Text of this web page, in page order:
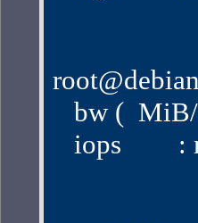
bw (
iops